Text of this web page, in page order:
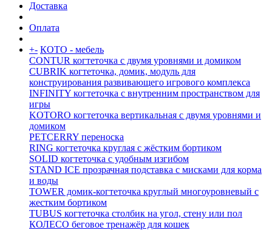
Доставка
Оплата
+- КОТО - мебель
CONTUR когтеточка с двумя уровнями и домиком
CUBRIK когтеточка, домик, модуль для
конструирования развивающего игрового комплекса
INFINITY когтеточка с внутренним пространством для
игры
KOTORO когтеточка вертикальная с двумя уровнями и
домиком
PETCERRY переноска
RING когтеточка круглая с жёстким бортиком
SOLID когтеточка с удобным изгибом
STAND ICE прозрачная подставка с мисками для корма
и воды
TOWER домик-когтеточка круглый многоуровневый с
жестким бортиком
TUBUS когтеточка столбик на угол, стену или пол
КОЛЕСО беговое тренажёр для кошек